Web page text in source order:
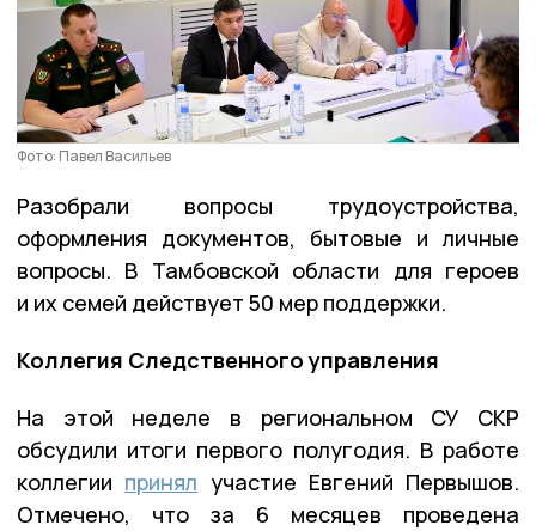
Фото: Павел Васильев
Разобрали вопросы трудоустройства,
оформления документов, бытовые и личные
вопросы. В Тамбовской области для героев
и их семей действует 50 мер поддержки.
Коллегия Следственного управления
На этой неделе в региональном СУ СКР
обсудили итоги первого полугодия. В работе
коллегии принял участие Евгений Первышов.
Отмечено, что за 6 месяцев проведена